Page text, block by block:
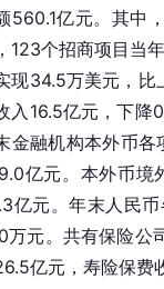
560.1亿元。其中
123个招商项目当
现34.5万美元，比
入16.5亿元，下降
金融机构本外币
亿元。本外币境
亿元。年末人民
万元。共有保险公
亿元，寿险保费